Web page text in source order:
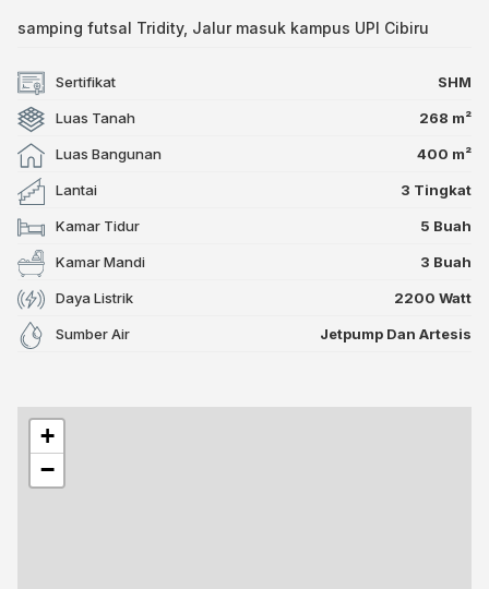
samping futsal Tridity, Jalur masuk kampus UPI Cibiru
Sertifikat SHM
Luas Tanah 268 m²
Luas Bangunan 400 m²
Lantai 3 Tingkat
Kamar Tidur 5 Buah
Kamar Mandi 3 Buah
Daya Listrik 2200 Watt
Sumber Air Jetpump Dan Artesis
+
−